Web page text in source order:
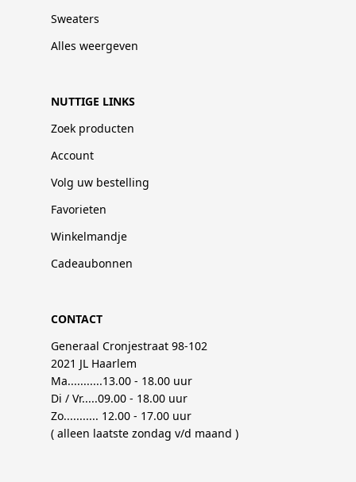
Sweaters
Alles weergeven
NUTTIGE LINKS
Zoek producten
Account
Volg uw bestelling
Favorieten
Winkelmandje
Cadeaubonnen
CONTACT
Generaal Cronjestraat 98-102
2021 JL Haarlem
Ma...........13.00 - 18.00 uur
Di / Vr.....09.00 - 18.00 uur
Zo........... 12.00 - 17.00 uur
( alleen laatste zondag v/d maand )